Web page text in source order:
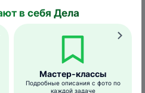
в себя Дела
Мастер-классы
Подробные описания с фото по
каждой задаче